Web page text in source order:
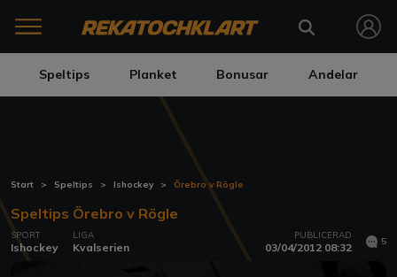
Speltips Planket Bonusar Andelar
Start Speltips Ishockey Örebro v Rögle
Speltips Örebro v Rögle
SPORT
Ishockey
LIGA
Kvalserien
PUBLICERAD
03/04/2012 08:32 5